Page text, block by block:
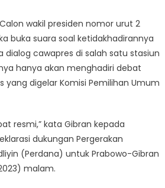
Calon wakil presiden nomor urut 2
buka suara soal ketidakhadirannya
cawapres di salah satu stasiun
hanya akan menghadiri debat
yang digelar Komisi Pemilihan Umum
resmi,” kata Gibran kepada
dukungan Pergerakan
(Perdana) untuk Prabowo-Gibran
malam.